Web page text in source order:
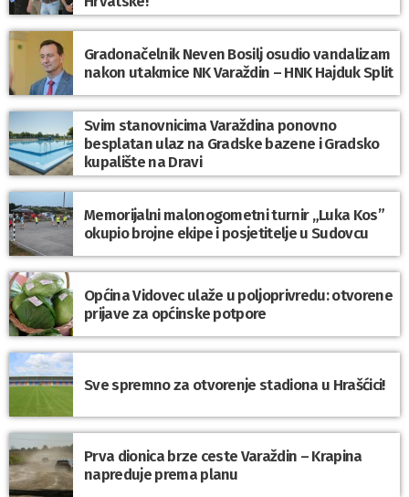
Gradonačelnik Neven Bosilj osudio vandalizam
nakon utakmice NK Varaždin – HNK Hajduk Split
Svim stanovnicima Varaždina ponovno
besplatan ulaz na Gradske bazene i Gradsko
kupalište na Dravi
Memorijalni malonogometni turnir „Luka Kos”
okupio brojne ekipe i posjetitelje u Sudovcu
Općina Vidovec ulaže u poljoprivredu: otvorene
prijave za općinske potpore
Sve spremno za otvorenje stadiona u Hrašćici!
Prva dionica brze ceste Varaždin – Krapina
napreduje prema planu